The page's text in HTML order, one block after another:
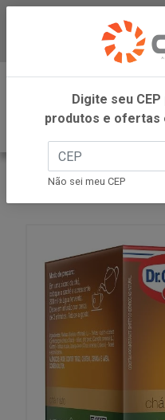
INÍCIO
DR OETKER BRASIL
Digite seu
produtos e ofertas
Não sei meu CEP